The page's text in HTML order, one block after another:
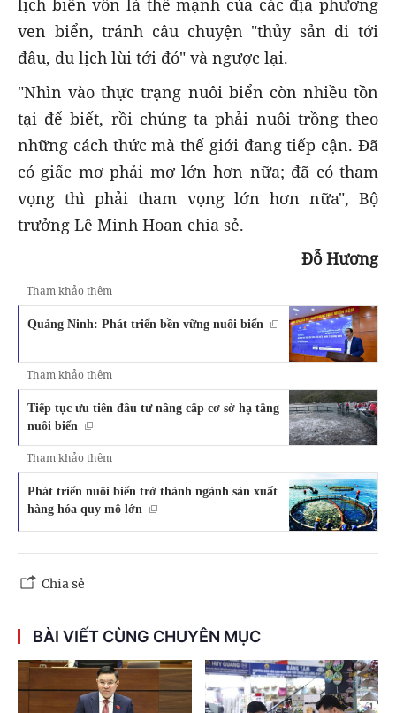
lịch biển vốn là thế mạnh của các địa phương
ven biển, tránh câu chuyện "thủy sản đi tới
đâu, du lịch lùi tới đó" và ngược lại.
"Nhìn vào thực trạng nuôi biển còn nhiều tồn
tại để biết, rồi chúng ta phải nuôi trồng theo
những cách thức mà thế giới đang tiếp cận. Đã
có giấc mơ phải mơ lớn hơn nữa; đã có tham
vọng thì phải tham vọng lớn hơn nữa", Bộ
trưởng Lê Minh Hoan chia sẻ.
Đỗ Hương
Tham khảo thêm
Quảng Ninh: Phát triển bền vững nuôi biển
Tham khảo thêm
Tiếp tục ưu tiên đầu tư nâng cấp cơ sở hạ tầng
nuôi biển
Tham khảo thêm
Phát triển nuôi biển trở thành ngành sản xuất
hàng hóa quy mô lớn
Chia sẻ
BÀI VIẾT CÙNG CHUYÊN MỤC